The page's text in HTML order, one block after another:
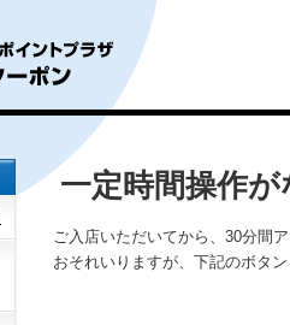
一定時間操作
ご入店いただいてから、30分間
おそれいりますが、下記のボタ